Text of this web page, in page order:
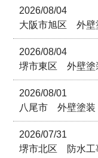
2026/08/04
大阪市旭区 外
2026/08/04
堺市東区 外壁
2026/08/01
八尾市 外壁塗
2026/07/31
堺市北区 防水